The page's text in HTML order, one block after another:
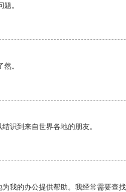
。
。
识到来自世界各地的朋友。
我的办公提供帮助。我经常需要查